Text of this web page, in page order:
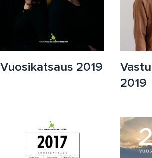
Vuosikatsaus 2019
2019